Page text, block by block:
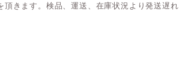
きます。検品、運送、在庫状況より発送遅れ